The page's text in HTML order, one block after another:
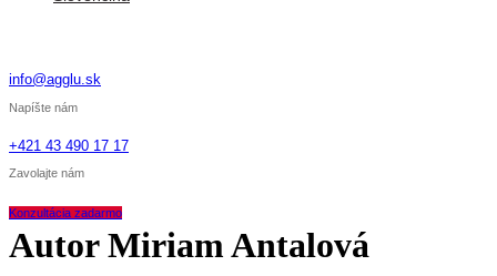
info@agglu.sk
Napíšte nám
+421 43 490 17 17
Zavolajte nám
Konzultácia zadarmo
AutorMiriam Antalová